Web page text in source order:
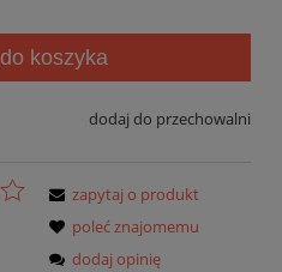
do koszyka
dodaj do przechowalni
zapytaj o produkt
poleć znajomemu
dodaj opinię